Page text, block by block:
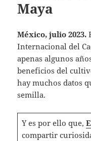
Maya
México, julio 2023.
Internacional del
apenas algunos
beneficios del
hay muchos datos
semilla.
Y es por ello que,
compartir